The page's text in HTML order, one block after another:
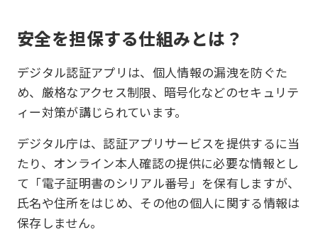
安全を担保する仕組みとは？
デジタル認証アプリは、個人情報の漏洩を防ぐた
め、厳格なアクセス制限、暗号化などのセキュリテ
ィー対策が講じられています。
デジタル庁は、認証アプリサービスを提供するに当
たり、オンライン本人確認の提供に必要な情報とし
て「電子証明書のシリアル番号」を保有しますが、
氏名や住所をはじめ、その他の個人に関する情報は
保存しません。